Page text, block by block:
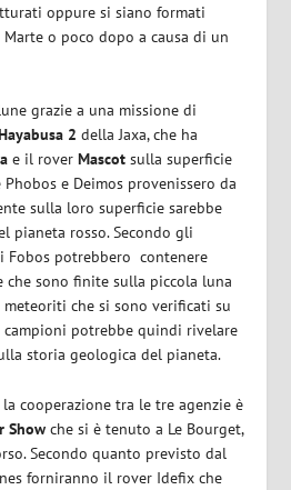
oppure si siano formati
o poco dopo a causa di un
grazie a una missione di
2 della Jaxa, che ha
e il roverMascot sulla superficie
Phobos e Deimos provenissero da
sulla loro superficie sarebbe
pianeta rosso. Secondo gli
Fobos potrebbero contenere
che sono finite sulla piccola luna
che si sono verificati su
campioni potrebbe quindi rivelare
storia geologica del pianeta.
la cooperazione tra le tre agenzie è
Show che si è tenuto a Le Bourget,
Secondo quanto previsto dal
forniranno il rover Idefix che